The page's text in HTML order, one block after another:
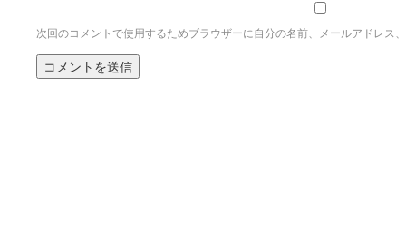
次回のコメントで使用するためブラウザーに自分の名前、メールアドレス